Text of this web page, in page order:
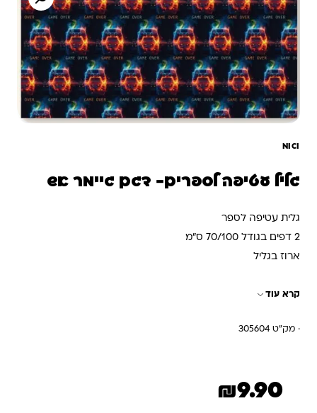
NICI
גליל עטיפה לספרים- דגם גיימר אש
גלית עטיפה לספר
2 דפים בגודל 70/100 ס”מ
ארוז בגליל
קרא עוד
· מק"ט 305604
₪9.90